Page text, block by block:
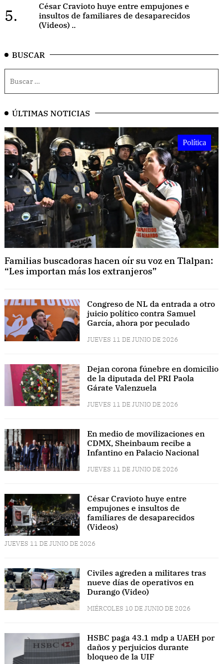
5.
César Cravioto huye entre empujones e
insultos de familiares de desaparecidos
(Videos) ..
BUSCAR
ÚLTIMAS NOTICIAS
Política
Familias buscadoras hacen oír su voz en Tlalpan:
“Les importan más los extranjeros”
Congreso de NL da entrada a otro
juicio político contra Samuel
García, ahora por peculado
JUEVES 11 DE JUNIO DE 2026
Dejan corona fúnebre en domicilio
de la diputada del PRI Paola
Gárate Valenzuela
JUEVES 11 DE JUNIO DE 2026
En medio de movilizaciones en
CDMX, Sheinbaum recibe a
Infantino en Palacio Nacional
JUEVES 11 DE JUNIO DE 2026
César Cravioto huye entre
empujones e insultos de
familiares de desaparecidos
(Videos)
JUEVES 11 DE JUNIO DE 2026
Civiles agreden a militares tras
nueve días de operativos en
Durango (Video)
MIÉRCOLES 10 DE JUNIO DE 2026
HSBC paga 43.1 mdp a UAEH por
daños y perjuicios durante
bloqueo de la UIF